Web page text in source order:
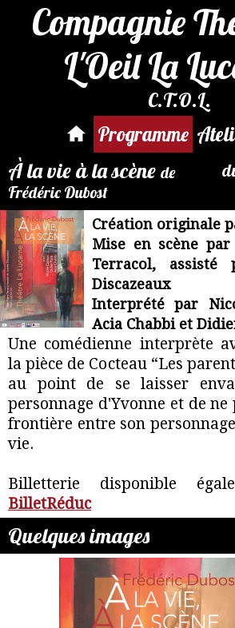
Compagnie
L'Oeil La
C.T.O.L.
Programme
À la vie à la scène de
Frédéric Dubost
reservation@compagnie-
loeil.fr
Création originale
Mise en scène par
Terracol, assisté
Discazeaux
Interprété par
Acia Chabbi et
Une comédienne interprète
la pièce de Cocteau “Les
au point de se laisser
personnage d'Yvonne et de
frontière entre son
vie.
Billetterie disponible
BilletRéduc
Quelques images